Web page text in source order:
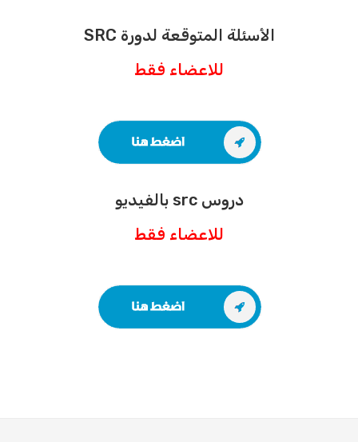
الأسئلة المتوقعة لدورة SRC
للاعضاء فقط
دروس src بالفيديو
للاعضاء فقط